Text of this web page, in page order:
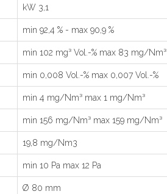
kW 3,1
min 92,4 % - max 90,9 %
min 102 mg³ Vol.-% max 83 mg/Nm³
min 0,008 Vol.-% max 0,007 Vol.-%
min 4 mg/Nm³ max 1 mg/Nm³
min 156 mg/Nm³ max 159 mg/Nm³
19,8 mg/Nm3
min 10 Pa max 12 Pa
Ø 80 mm